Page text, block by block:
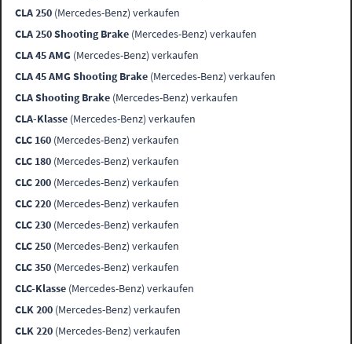
CLA 250 (Mercedes-Benz) verkaufen
CLA 250 Shooting Brake (Mercedes-Benz) verkaufen
CLA 45 AMG (Mercedes-Benz) verkaufen
CLA 45 AMG Shooting Brake (Mercedes-Benz) verkaufen
CLA Shooting Brake (Mercedes-Benz) verkaufen
CLA-Klasse (Mercedes-Benz) verkaufen
CLC 160 (Mercedes-Benz) verkaufen
CLC 180 (Mercedes-Benz) verkaufen
CLC 200 (Mercedes-Benz) verkaufen
CLC 220 (Mercedes-Benz) verkaufen
CLC 230 (Mercedes-Benz) verkaufen
CLC 250 (Mercedes-Benz) verkaufen
CLC 350 (Mercedes-Benz) verkaufen
CLC-Klasse (Mercedes-Benz) verkaufen
CLK 200 (Mercedes-Benz) verkaufen
CLK 220 (Mercedes-Benz) verkaufen